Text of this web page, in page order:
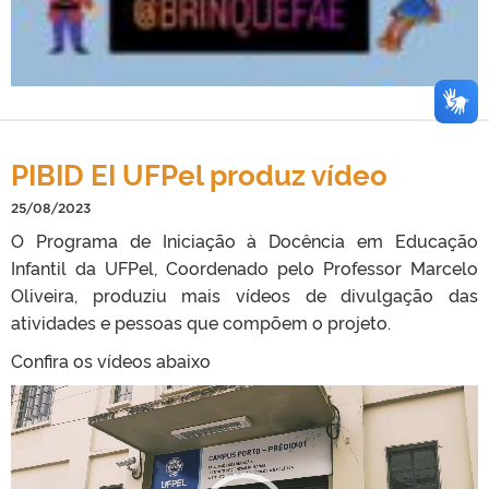
PIBID EI UFPel produz vídeo
25/08/2023
O Programa de Iniciação à Docência em Educação
Infantil da UFPel, Coordenado pelo Professor Marcelo
Oliveira, produziu mais vídeos de divulgação das
atividades e pessoas que compõem o projeto.
Confira os vídeos abaixo
T
o
c
a